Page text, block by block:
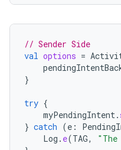
// Sender Side
val options =
}
try {
myPendingIntent .
} catch (e :
Log . e(TAG,